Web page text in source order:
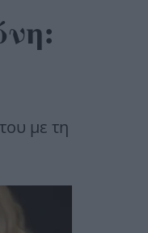
με τη